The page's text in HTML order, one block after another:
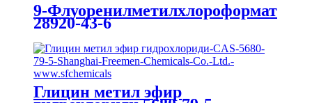
9-Флуоренилметилхлороформат
28920-43-6
Глицин метил эфир